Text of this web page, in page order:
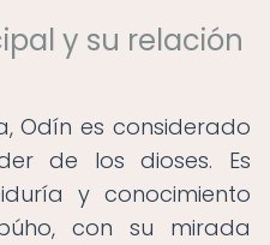
y su relación
Odín es considerado
de los dioses. Es
y conocimiento
con su mirada